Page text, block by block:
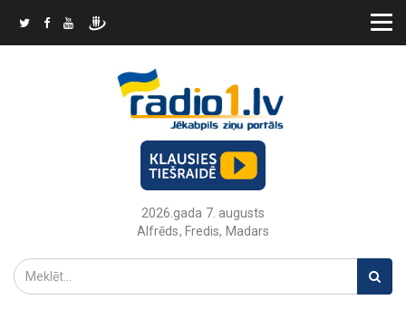
2026.gada 7. augusts
Alfrēds, Fredis, Madars